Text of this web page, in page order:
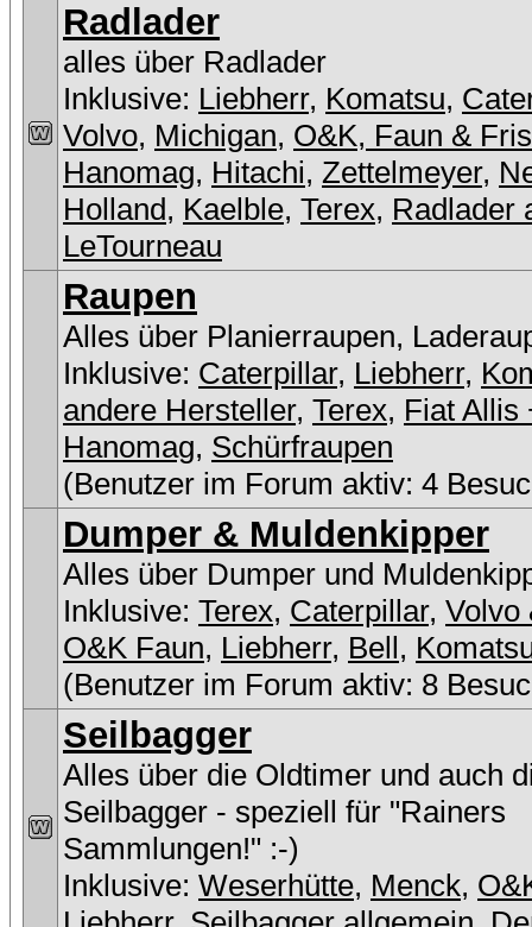
Radlader
alles über Radlader
Inklusive: Liebherr, Komatsu,
Volvo, Michigan, O&K, Faun &
Hanomag, Hitachi, Zettelmeyer,
Holland, Kaelble, Terex, Radlader
LeTourneau
Raupen
Alles über Planierraupen,
Inklusive: Caterpillar, Liebherr,
andere Hersteller, Terex, Fiat Allis
Hanomag, Schürfraupen
(Benutzer im Forum aktiv: 4
Dumper & Muldenkipper
Alles über Dumper und
Inklusive: Terex, Caterpillar, Volvo
O&K Faun, Liebherr, Bell,
(Benutzer im Forum aktiv: 8
Seilbagger
Alles über die Oldtimer und auch
Seilbagger - speziell für "Rainers
Sammlungen!" :-)
Inklusive: Weserhütte, Menck,